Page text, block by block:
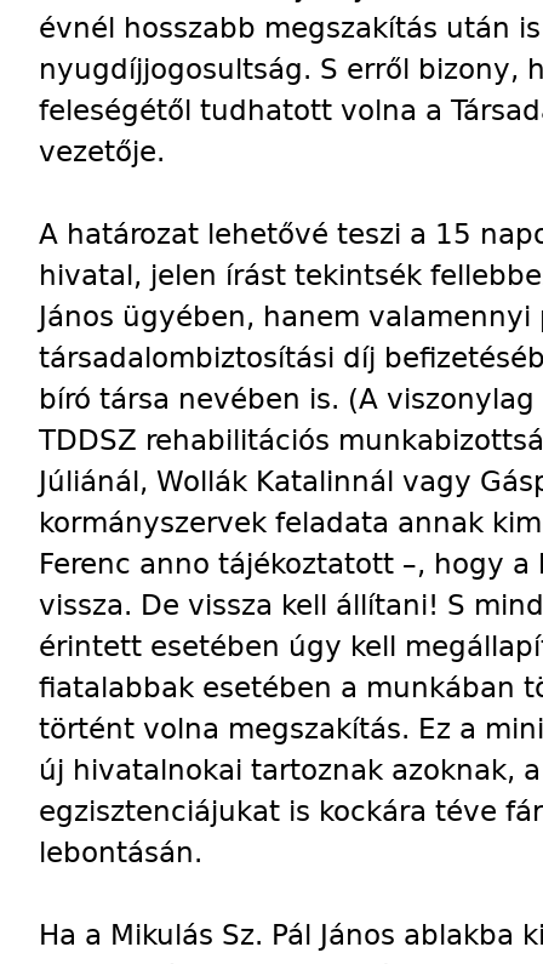
évnél hosszabb megszakítás után
nyugdíjjogosultság. S erről bizony,
feleségétől tudhatott volna a
vezetője.
A határozat lehetővé teszi a 15
hivatal, jelen írást tekintsék
János ügyében, hanem
társadalombiztosítási díj
bíró társa nevében is. (A
TDDSZ rehabilitációs
Júliánál, Wollák Katalinnál vagy
kormányszervek feladata annak
Ferenc anno tájékoztatott –, hogy
vissza. De vissza kell állítani! S
érintett esetében úgy kell
fiatalabbak esetében a munkában
történt volna megszakítás. Ez a
új hivatalnokai tartoznak azoknak,
egzisztenciájukat is kockára téve
lebontásán.
Ha a Mikulás Sz. Pál János